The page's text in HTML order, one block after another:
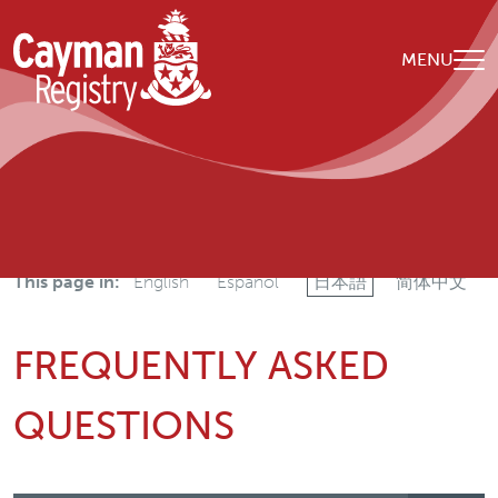
Skip to main content
MENU
Frequently Asked Questions
This page in: English Español 日本語 简体中文
FREQUENTLY ASKED
QUESTIONS